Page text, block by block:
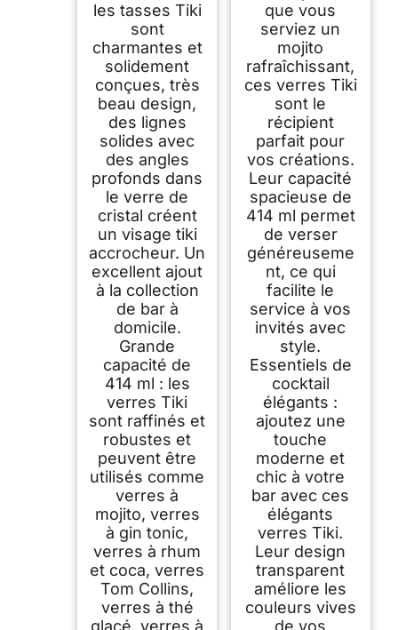
les tasses Tiki
sont
charmantes et
solidement
conçues, très
beau design,
des lignes
solides avec
des angles
profonds dans
le verre de
cristal créent
un visage tiki
accrocheur. Un
excellent ajout
à la collection
de bar à
domicile.
Grande
capacité de
414 ml : les
verres Tiki
sont raffinés et
robustes et
peuvent être
utilisés comme
verres à
mojito, verres
à gin tonic,
verres à rhum
et coca, verres
Tom Collins,
verres à thé
glacé, verres à
que vous
serviez un
mojito
rafraîchissant,
ces verres Tiki
sont le
récipient
parfait pour
vos créations.
Leur capacité
spacieuse de
414 ml permet
de verser
généreuseme
nt, ce qui
facilite le
service à vos
invités avec
style.
Essentiels de
cocktail
élégants :
ajoutez une
touche
moderne et
chic à votre
bar avec ces
élégants
verres Tiki.
Leur design
transparent
améliore les
couleurs vives
de vos